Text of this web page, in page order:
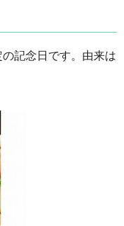
の記念日です。由来は